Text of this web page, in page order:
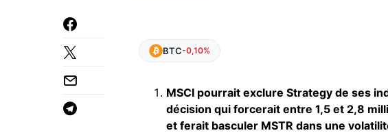
BTC-0,10%
MSCI pourrait exclure Strategy de ses
décision qui forcerait entre 1,5 et 2,8
et ferait basculer MSTR dans une